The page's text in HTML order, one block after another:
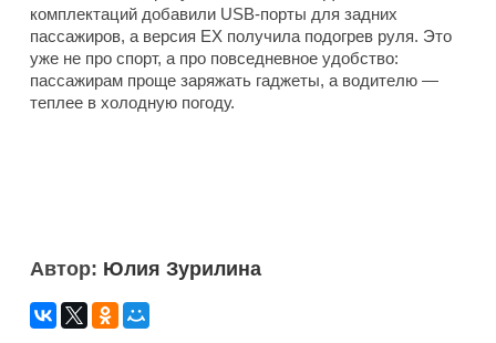
комплектаций добавили USB-порты для задних
пассажиров, а версия EX получила подогрев руля. Это
уже не про спорт, а про повседневное удобство:
пассажирам проще заряжать гаджеты, а водителю —
теплее в холодную погоду.
Автор: Юлия Зурилина